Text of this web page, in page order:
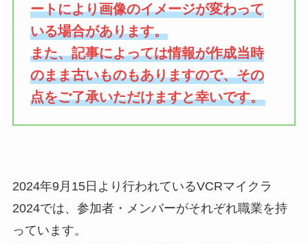
ートにより画像のイメージが変わって
いる場合があります。
また、記事によっては情報が作成当時
のまま古いものもありますので、その
点をご了承いただけますと幸いです。
2024年9月15日より行われているVCRマイクラ
2024では、参加者・メンバーがそれぞれ職業を持
っています。